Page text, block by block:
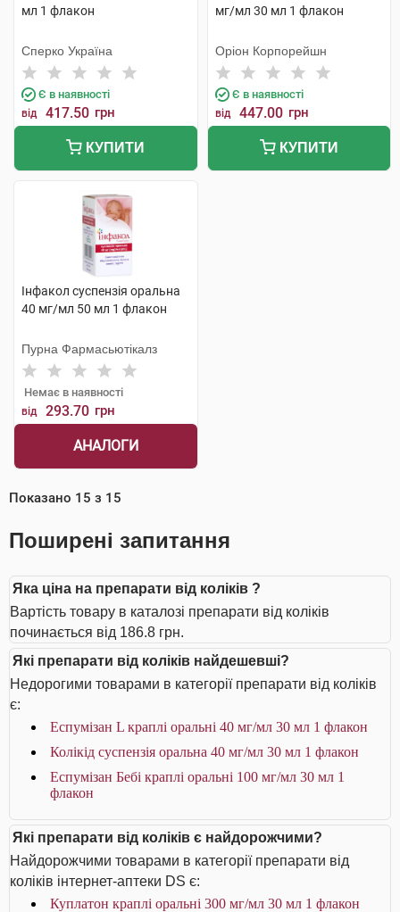
мл 1 флакон
Сперко Україна
Є в наявності
від 417.50 грн
КУПИТИ
мг/мл 30 мл 1 флакон
Оріон Корпорейшн
Є в наявності
від 447.00 грн
КУПИТИ
Інфакол суспензія оральна
40 мг/мл 50 мл 1 флакон
Пурна Фармасьютікалз
Немає в наявності
від 293.70 грн
АНАЛОГИ
Показано 15 з 15
Поширені запитання
Яка ціна на препарати від коліків ?
Вартість товару в каталозі препарати від коліків
починається від 186.8 грн.
Які препарати від коліків найдешевші?
Недорогими товарами в категорії препарати від коліків
є:
Еспумізан L краплі оральні 40 мг/мл 30 мл 1 флакон
Колікід суспензія оральна 40 мг/мл 30 мл 1 флакон
Еспумізан Бебі краплі оральні 100 мг/мл 30 мл 1
флакон
Які препарати від коліків є найдорожчими?
Найдорожчими товарами в категорії препарати від
коліків інтернет-аптеки DS є:
Куплатон краплі оральні 300 мг/мл 30 мл 1 флакон